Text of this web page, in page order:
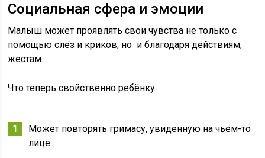
Социальная сфера и эмоции
Малыш может проявлять свои чувства не только с
помощью слёз и криков, но и благодаря действиям,
жестам.
Что теперь свойственно ребёнку:
Может повторять гримасу, увиденную на чьём-то
лице.